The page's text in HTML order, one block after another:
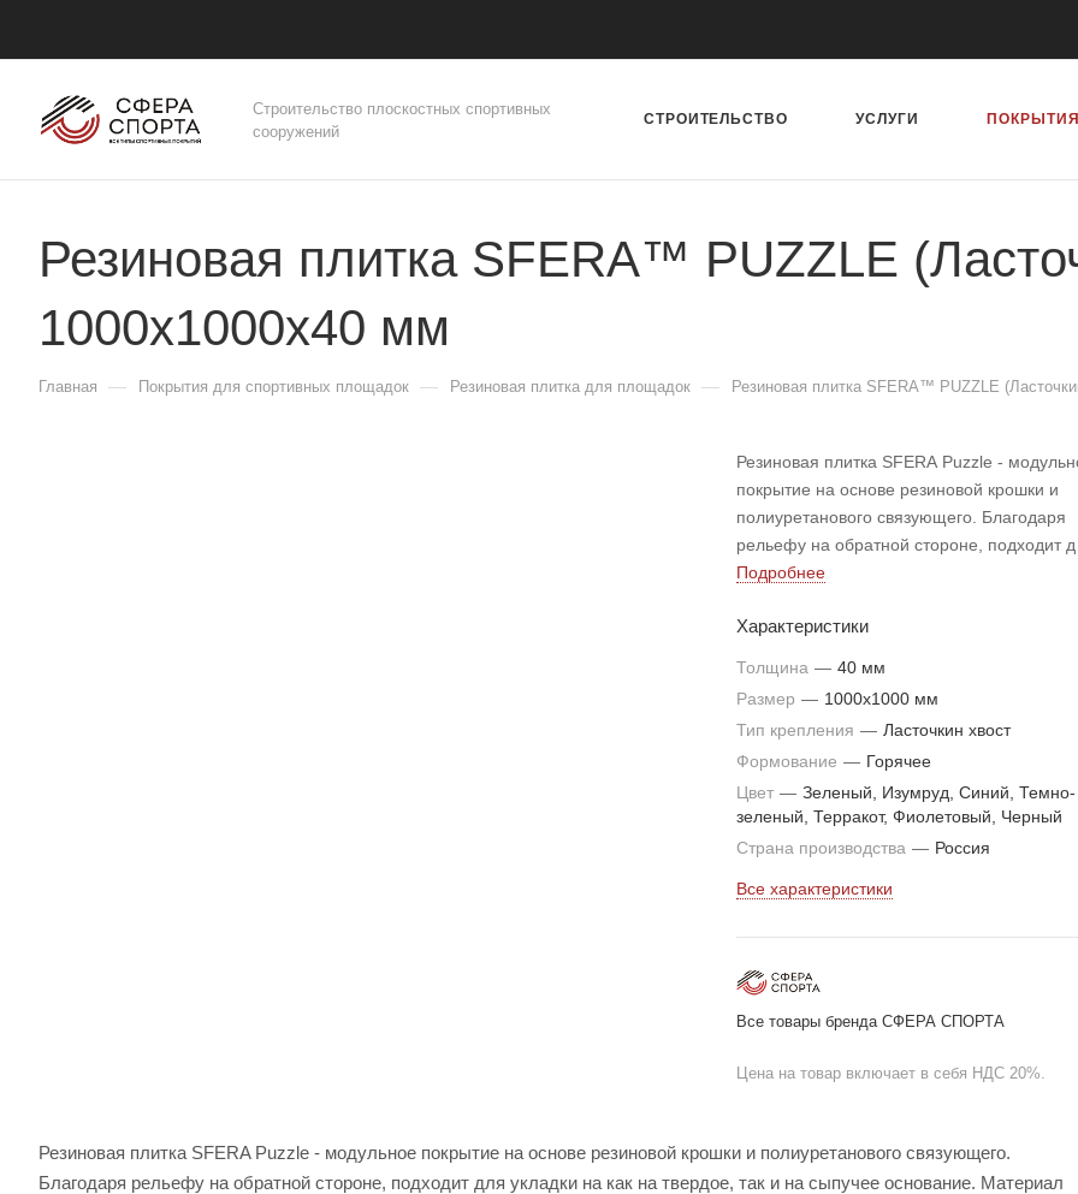
Строительство плоскостных спортивных
сооружений
СТРОИТЕЛЬСТВО УСЛУГИ ПОКРЫТИЯ
Резиновая плитка SFERA™ PUZZLE
1000х1000x40 мм
Главная — Покрытия для спортивных площадок — Резиновая плитка для площадок — Резиновая плитка SFERA™ PUZZLE
Резиновая плитка SFERA Puzzle -
покрытие на основе резиновой крошки и
полиуретанового связующего. Благодаря
рельефу на обратной стороне, подходит
укладки на как на твердое, так и на сыпучее
человека и окружающей среды, а поэтому
жилого или нежилого фонда. Плитка
устойчива к длительным механическим
нагрузкам, истиранию и выдерживает
перепады температур от -40 °C и до +50°C.
Подробнее
Характеристики
Толщина — 40 мм
Размер — 1000х1000 мм
Тип крепления — Ласточкин хвост
Формование — Горячее
Цвет — Зеленый, Изумруд, Синий, Темно-
зеленый, Терракот, Фиолетовый, Черный
Страна производства — Россия
Все характеристики
Все товары бренда СФЕРА СПОРТА
Цена на товар включает в себя НДС 20%.
Резиновая плитка SFERA Puzzle - модульное покрытие на основе резиновой крошки и полиуретанового связующего.
Благодаря рельефу на обратной стороне, подходит для укладки на как на твердое, так и на сыпучее основание. Материал